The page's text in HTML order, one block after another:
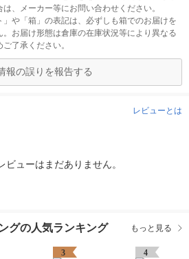
、メーカー等にお問い合わせください。
や「箱」の表記は、必ずしも箱でのお届けを
お届け形態は倉庫の在庫状況等により異なる
了承ください。
報の誤りを報告する
レビューとは
ビューはまだありません。
グの人気ランキング もっと見る
3 4